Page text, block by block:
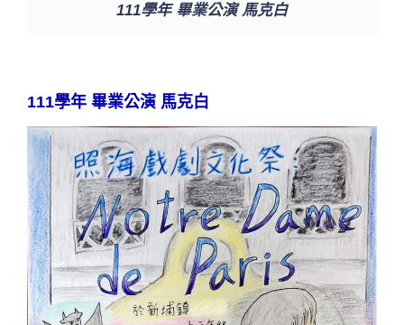
111學年 畢業公演 馬克白
111學年 畢業公演 馬克白